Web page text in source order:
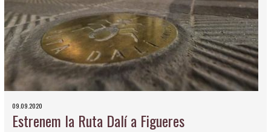
09.09.2020
Estrenem la Ruta Dalí a Figueres